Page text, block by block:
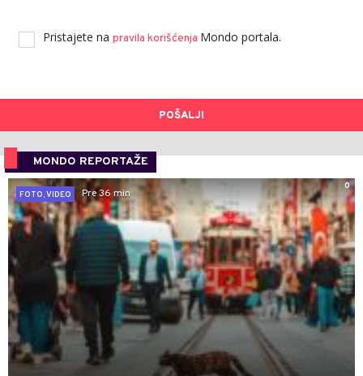
Pristajete na pravila korišćenja Mondo portala.
POŠALJI
MONDO REPORTAŽE
0
FOTO, VIDEO
Pre 36 min